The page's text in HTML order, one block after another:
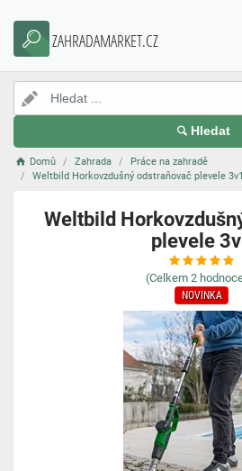
ZAHRADAMARKET.CZ
Hledat
Domů Zahrada
Práce na zahradě
Weltbild Horkovzdušný odstraňovač plevele 3v1
Weltbild
plevele
(Celkem 2
NOVINKA